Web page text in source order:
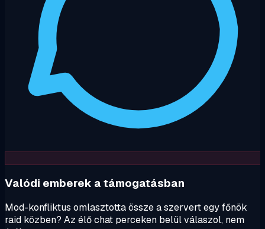
Valódi emberek a támogatásban
Mod-konfliktus omlasztotta össze a szervert egy főnök
raid közben? Az élő chat perceken belül válaszol, nem